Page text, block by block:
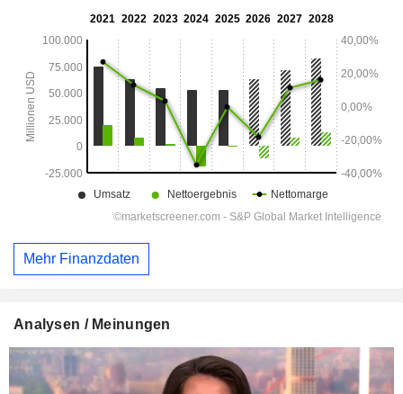
Mehr Finanzdaten
Analysen / Meinungen